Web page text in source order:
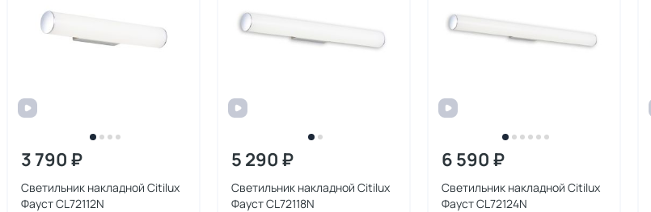
3 790 ₽
Светильник накладной Citilux
Фауст CL72112N
5 290 ₽
Светильник накладной Citilux
Фауст CL72118N
6 590 ₽
Светильник накладной Citilux
Фауст CL72124N